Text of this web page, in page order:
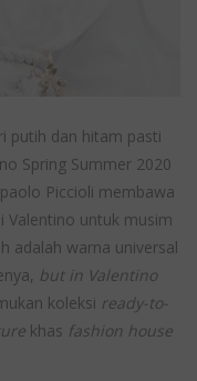
putih dan hitam pasti
Spring Summer 2020
Piccioli membawa
Valentino untuk musim
adalah warna universal
but in Valentino
koleksi ready-to-
khas fashion house